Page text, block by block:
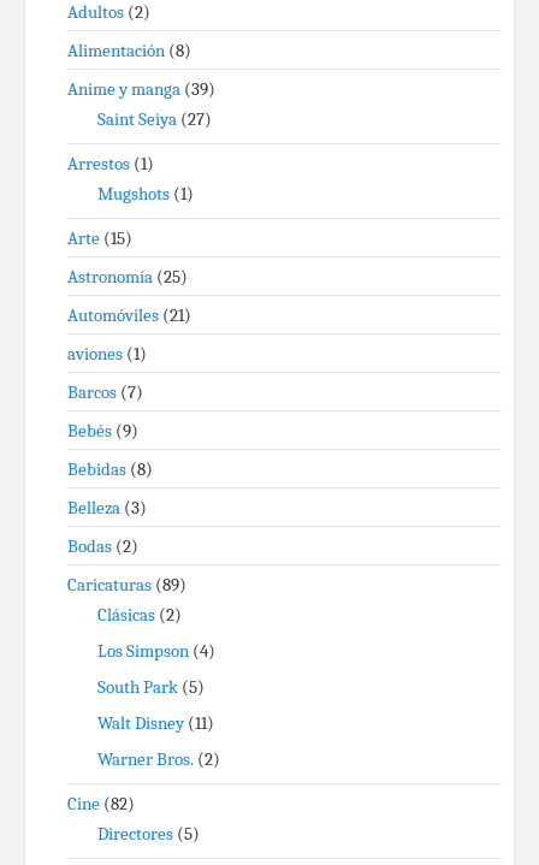
Adultos (2)
Alimentación (8)
Anime y manga (39)
Saint Seiya (27)
Arrestos (1)
Mugshots (1)
Arte (15)
Astronomía (25)
Automóviles (21)
aviones (1)
Barcos (7)
Bebés (9)
Bebidas (8)
Belleza (3)
Bodas (2)
Caricaturas (89)
Clásicas (2)
Los Simpson (4)
South Park (5)
Walt Disney(11)
Warner Bros. (2)
Cine (82)
Directores (5)